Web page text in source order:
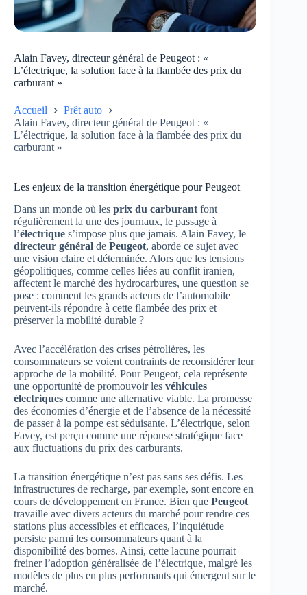
Alain Favey, directeur général de Peugeot : «
L’électrique, la solution face à la flambée des prix du
carburant »
Accueil
Prêt auto
Alain Favey, directeur général de Peugeot : «
L’électrique, la solution face à la flambée des prix du
carburant »
Les enjeux de la transition énergétique pour Peugeot
Dans un monde où les prix du carburant font
régulièrement la une des journaux, le passage à
l’électrique s’impose plus que jamais. Alain Favey, le
directeur général de Peugeot, aborde ce sujet avec
une vision claire et déterminée. Alors que les tensions
géopolitiques, comme celles liées au conflit iranien,
affectent le marché des hydrocarbures, une question se
pose : comment les grands acteurs de l’automobile
peuvent-ils répondre à cette flambée des prix et
préserver la mobilité durable ?
Avec l’accélération des crises pétrolières, les
consommateurs se voient contraints de reconsidérer leur
approche de la mobilité. Pour Peugeot, cela représente
une opportunité de promouvoir les véhicules
électriques comme une alternative viable. La promesse
des économies d’énergie et de l’absence de la nécessité
de passer à la pompe est séduisante. L’électrique, selon
Favey, est perçu comme une réponse stratégique face
aux fluctuations du prix des carburants.
La transition énergétique n’est pas sans ses défis. Les
infrastructures de recharge, par exemple, sont encore en
cours de développement en France. Bien que Peugeot
travaille avec divers acteurs du marché pour rendre ces
stations plus accessibles et efficaces, l’inquiétude
persiste parmi les consommateurs quant à la
disponibilité des bornes. Ainsi, cette lacune pourrait
freiner l’adoption généralisée de l’électrique, malgré les
modèles de plus en plus performants qui émergent sur le
marché.